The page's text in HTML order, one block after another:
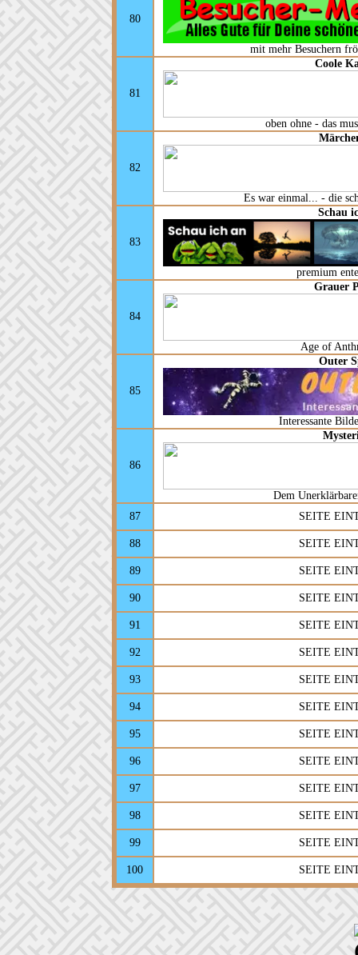
80
mit mehr Besuchern
81
Coole
oben ohne - das
82
Es war einmal... - die
83
Schau
premium
84
Grauer
Age of
85
Outer
Interessante
86
Dem
87
SEITE
88 SEITE
89 SEITE
90 SEITE
91 SEITE
92 SEITE
93 SEITE
94 SEITE
95 SEITE
96 SEITE
97 SEITE
98 SEITE
99 SEITE
100 SEITE